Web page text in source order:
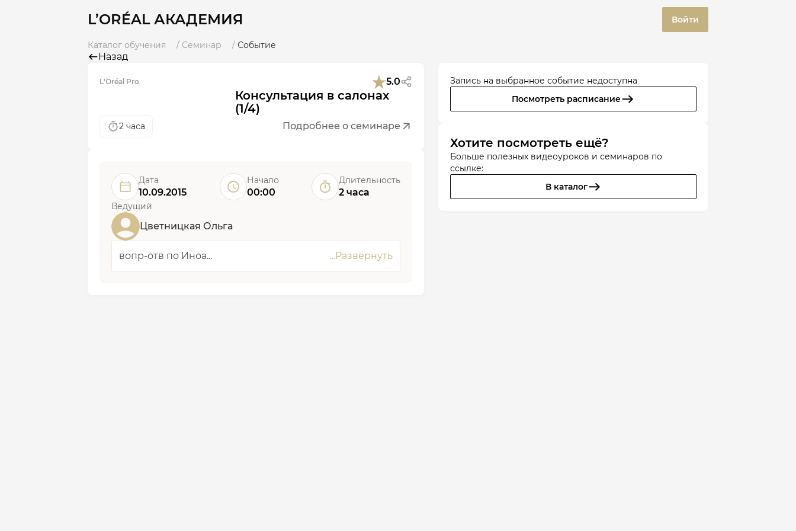
L’ORÉAL АКАДЕМИЯ Войти
Каталог обучения Семинар Событие
Назад
L'Oréal Pro 5.0
Консультация в салонах
(1/4)
2 часа Подробнее о семинаре
Дата
10.09.2015
Начало
00:00
Длительность
2 часа
Ведущий
Цветницкая Ольга
вопр-отв по Иноа...
Запись на выбранное событие недоступна
Посмотреть расписание
Хотите посмотреть ещё?
Больше полезных видеоуроков и семинаров по
ссылке:
В каталог